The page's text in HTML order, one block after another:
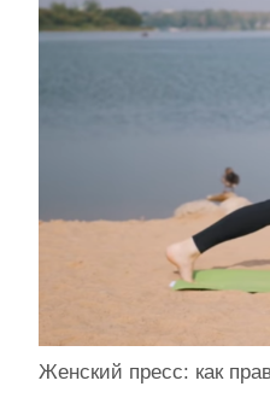
Женский пресс: как